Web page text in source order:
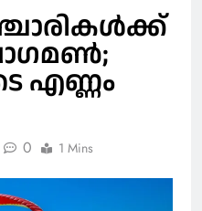
എണ്ണം
0 1 Mins